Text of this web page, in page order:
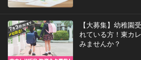
【大募集】幼稚園
れている方！東カ
みませんか？